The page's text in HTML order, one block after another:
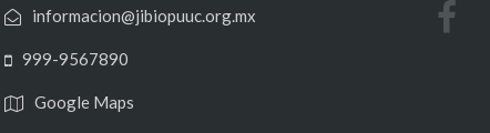
informacion@jibiopuuc.org.mx
999-9567890
Google Maps